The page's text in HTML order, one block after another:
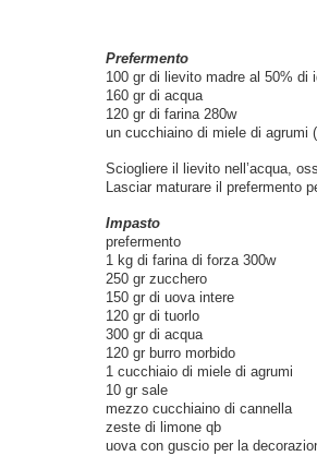
Prefermento
100 gr di lievito madre al 50% di
160 gr di acqua
120 gr di farina 280w
un cucchiaino di miele di agrumi
Sciogliere il lievito nell’acqua,
Lasciar maturare il prefermento
Impasto
prefermento
1 kg di farina di forza 300w
250 gr zucchero
150 gr di uova intere
120 gr di tuorlo
300 gr di acqua
120 gr burro morbido
1 cucchiaio di miele di agrumi
10 gr sale
mezzo cucchiaino di cannella
zeste di limone qb
uova con guscio per la